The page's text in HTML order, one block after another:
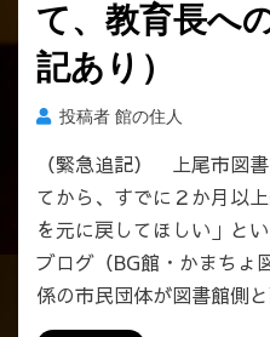
て、教育長へ
記あり）
投稿者 館の住人
（緊急追記） 上尾市図
てから、すでに２か月以
を元に戻してほしい」と
ブログ（BG館・かまちょ
係の市民団体が図書館側